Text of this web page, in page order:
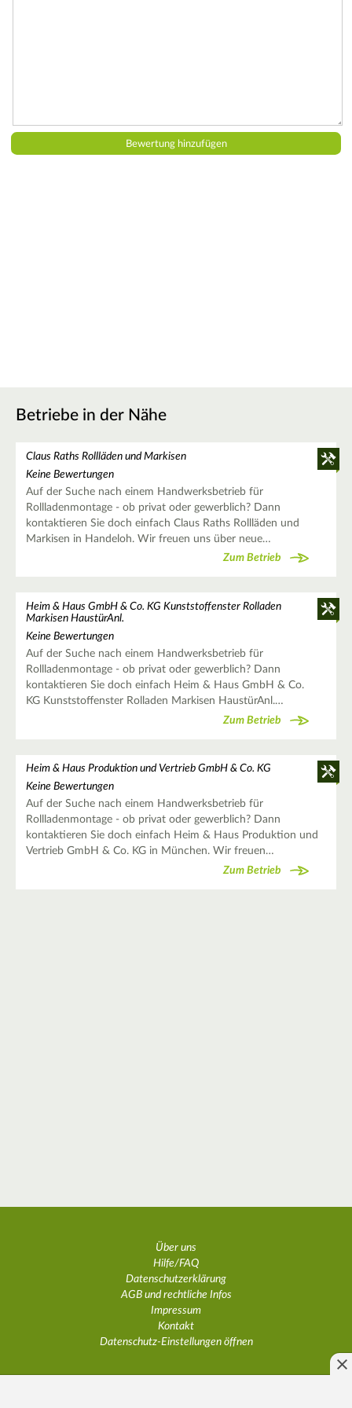
Betriebe in der Nähe
Claus Raths Rollläden und Markisen
Keine Bewertungen
Auf der Suche nach einem Handwerksbetrieb für
Rollladenmontage - ob privat oder gewerblich? Dann
kontaktieren Sie doch einfach Claus Raths Rollläden und
Markisen in Handeloh. Wir freuen uns über neue…
Zum Betrieb
Heim & Haus GmbH & Co. KG Kunststoffenster Rolladen
Markisen HaustürAnl.
Keine Bewertungen
Auf der Suche nach einem Handwerksbetrieb für
Rollladenmontage - ob privat oder gewerblich? Dann
kontaktieren Sie doch einfach Heim & Haus GmbH & Co.
KG Kunststoffenster Rolladen Markisen HaustürAnl.…
Zum Betrieb
Heim & Haus Produktion und Vertrieb GmbH & Co. KG
Keine Bewertungen
Auf der Suche nach einem Handwerksbetrieb für
Rollladenmontage - ob privat oder gewerblich? Dann
kontaktieren Sie doch einfach Heim & Haus Produktion und
Vertrieb GmbH & Co. KG in München. Wir freuen…
Zum Betrieb
Über uns
Hilfe/FAQ
Datenschutzerklärung
AGB und rechtliche Infos
Impressum
Kontakt
Datenschutz-Einstellungen öffnen